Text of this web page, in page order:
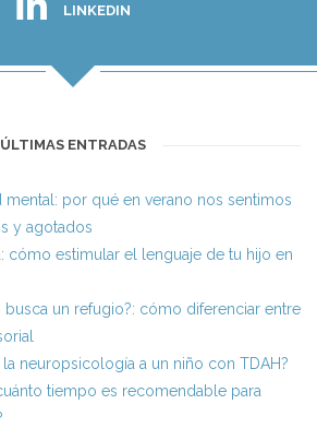
LINKEDIN
ÚLTIMAS ENTRADAS
por qué en verano nos sentimos
y agotados
cómo estimular el lenguaje de tu hijo en
busca un refugio?: cómo diferenciar entre
neuropsicología a un niño con TDAH?
tiempo es recomendable para